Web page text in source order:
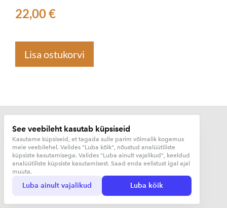
22,00 €
Lisa ostukorvi
Kujunduskuurort OÜ
See veebileht kasutab küpsiseid
Kasutame küpsiseid, et tagada sulle parim võimalik kogemus
meie veebilehel. Valides "Luba kõik", nõustud analüütiliste
küpsiste kasutamisega. Valides "Luba ainult vajalikud", keeldud
analüütiliste küpsiste kasutamisest. Saad enda eelistust igal ajal
muuta.
Luba ainult vajalikud Luba kõik